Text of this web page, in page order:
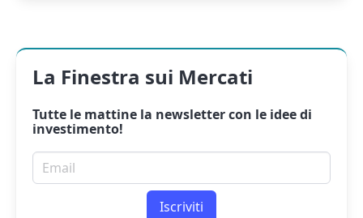
La Finestra sui Mercati
Tutte le mattine la newslettercon le idee di
investimento!
Email per newsletter
Iscriviti